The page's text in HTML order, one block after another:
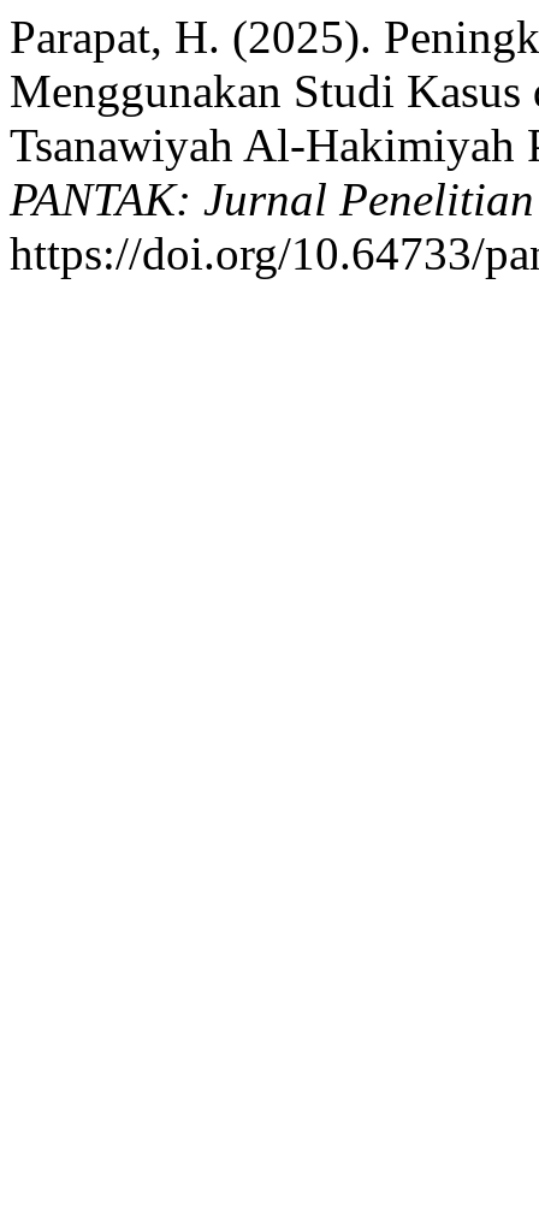
Parapat, H. (2025).
Menggunakan Studi
Tsanawiyah Al-Hakimiyah
PANTAK: Jurnal
https://doi.org/10.64733/